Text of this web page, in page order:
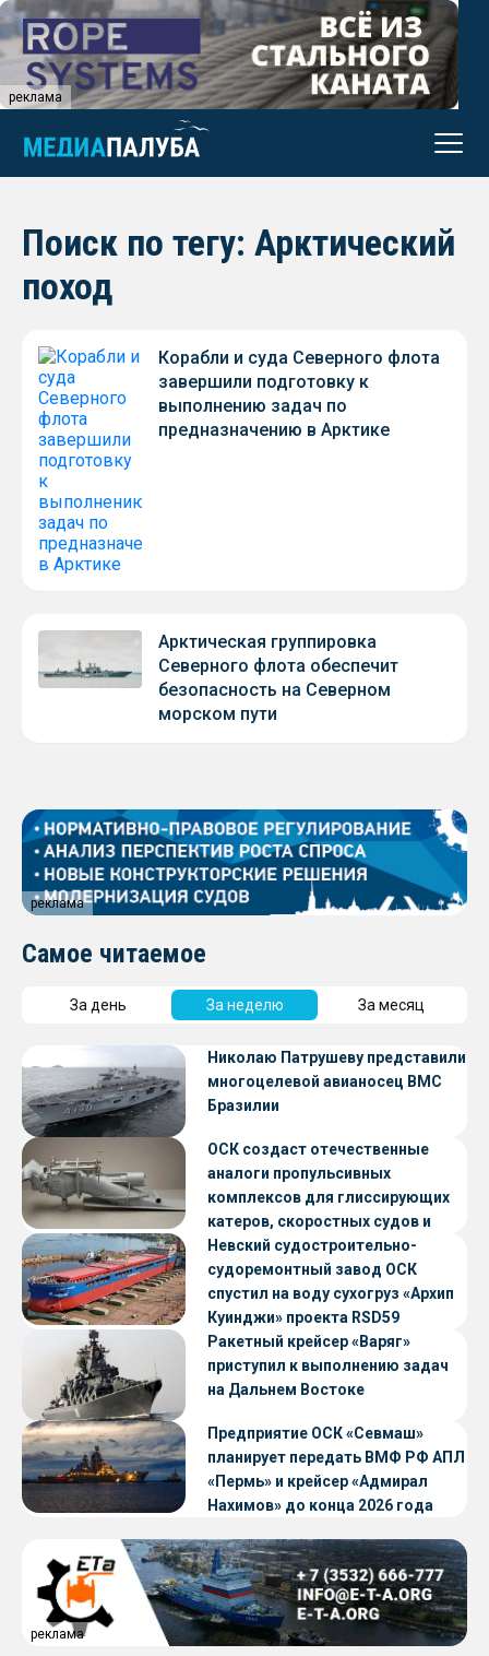
реклама
Поиск по тегу: Арктический
поход
Корабли и суда Северного флота
завершили подготовку к
выполнению задач по
предназначению в Арктике
Арктическая группировка
Северного флота обеспечит
безопасность на Северном
морском пути
реклама
Самое читаемое
За день За неделю За месяц
Николаю Патрушеву представили
многоцелевой авианосец ВМС
Бразилии
ОСК создаст отечественные
аналоги пропульсивных
комплексов для глиссирующих
катеров, скоростных судов и
судов с малой осадкой
Невский судостроительно-
судоремонтный завод ОСК
спустил на воду сухогруз «Архип
Куинджи» проекта RSD59
Ракетный крейсер «Варяг»
приступил к выполнению задач
на Дальнем Востоке
Предприятие ОСК «Севмаш»
планирует передать ВМФ РФ АПЛ
«Пермь» и крейсер «Адмирал
Нахимов» до конца 2026 года
реклама